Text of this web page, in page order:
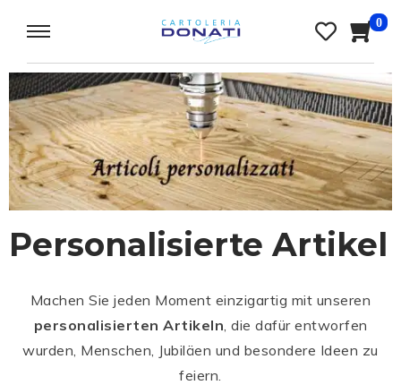
0
Personalisierte Artikel
Machen Sie jeden Moment einzigartig mit unseren
personalisierten Artikeln , die dafür entworfen
wurden, Menschen, Jubiläen und besondere Ideen zu
feiern.